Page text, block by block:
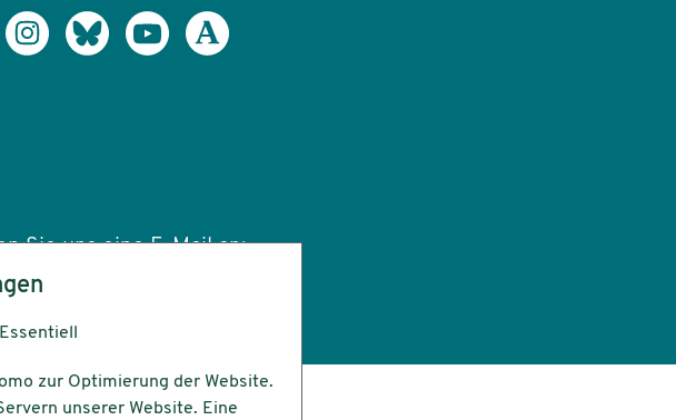
Sie uns eine E-Mail an:
institut.de
Essentiell
zur Optimierung der Website.
unserer Website. Eine